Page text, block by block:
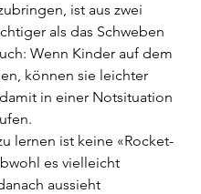
ist aus zwei
als das Schweben
Wenn Kinder auf dem
können sie leichter
in einer Notsituation
lernen ist keine «Rocket-
es vielleicht
aussieht